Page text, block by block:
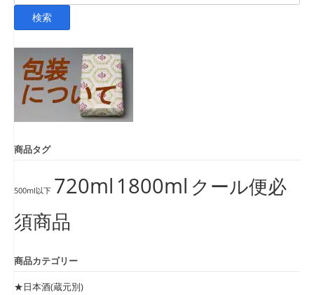
索
検索
商品タグ
500ml以下 720ml 1800ml クール便必
須商品
商品カテゴリー
★日本酒(蔵元別)